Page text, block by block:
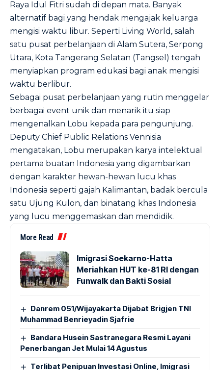
Raya Idul Fitri sudah di depan mata. Banyak
alternatif bagi yang hendak mengajak keluarga
mengisi waktu libur. Seperti Living World, salah
satu pusat perbelanjaan di Alam Sutera, Serpong
Utara, Kota Tangerang Selatan (Tangsel) tengah
menyiapkan program edukasi bagi anak mengisi
waktu berlibur.
Sebagai pusat perbelanjaan yang rutin menggelar
berbagai event unik dan menarik itu siap
mengenalkan Lobu kepada para pengunjung.
Deputy Chief Public Relations Vennisia
mengatakan, Lobu merupakan karya intelektual
pertama buatan Indonesia yang digambarkan
dengan karakter hewan-hewan lucu khas
Indonesia seperti gajah Kalimantan, badak bercula
satu Ujung Kulon, dan binatang khas Indonesia
yang lucu menggemaskan dan mendidik.
More Read
Imigrasi Soekarno-Hatta
Meriahkan HUT ke-81 RI dengan
Funwalk dan Bakti Sosial
Danrem 051/Wijayakarta Dijabat Brigjen TNI
Muhammad Benrieyadin Sjafrie
Bandara Husein Sastranegara Resmi Layani
Penerbangan Jet Mulai 14 Agustus
Terlibat Penipuan Investasi Online, Imigrasi